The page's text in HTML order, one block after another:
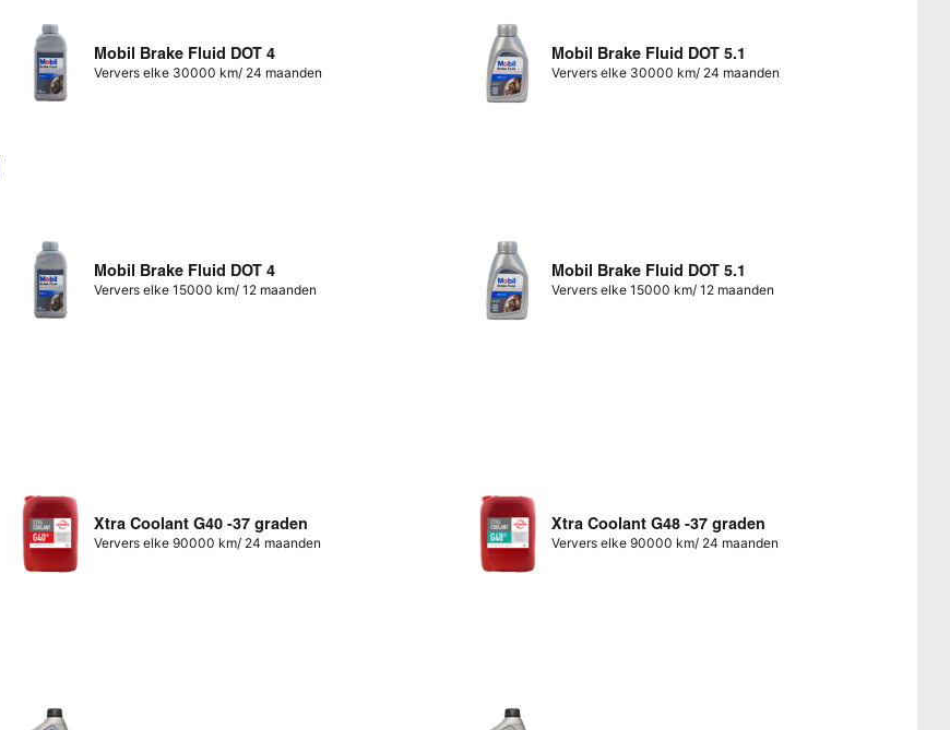
Mobil Brake Fluid DOT 4
Ververs elke 30000 km/ 24 maanden
Mobil Brake Fluid DOT 5.1
Ververs elke 30000 km/ 24 maanden
Mobil Brake Fluid DOT 4
Ververs elke 15000 km/ 12 maanden
Mobil Brake Fluid DOT 5.1
Ververs elke 15000 km/ 12 maanden
Xtra Coolant G40 -37 graden
Ververs elke 90000 km/ 24 maanden
Xtra Coolant G48 -37 graden
Ververs elke 90000 km/ 24 maanden